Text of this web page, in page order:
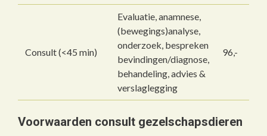
Consult (<45 min)
Evaluatie, anamnese,
(bewegings)analyse,
onderzoek, bespreken
bevindingen/diagnose,
behandeling, advies &
verslaglegging
96,-
Voorwaarden consult gezelschapsdieren